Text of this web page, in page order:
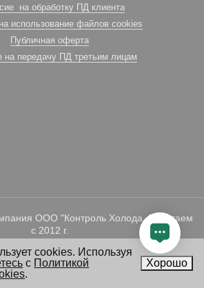
на обработку ПД клиента
использование файлов cookies
Публичная оферта
на передачу ПД третьим лицам
ООО "Контроль Холода. Работаем
с 2012 г.
cookies. Используя
с Политикой
.
Хорошо